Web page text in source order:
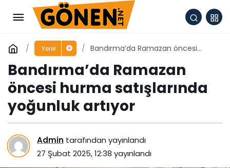
Yerel
Bandırma’da Ramazan öncesi
Bandırma’da Ramazan
öncesi hurma satışlarında
yoğunluk artıyor
Admin tarafından yayınlandı
27 Şubat 2025, 12:38 yayınlandı